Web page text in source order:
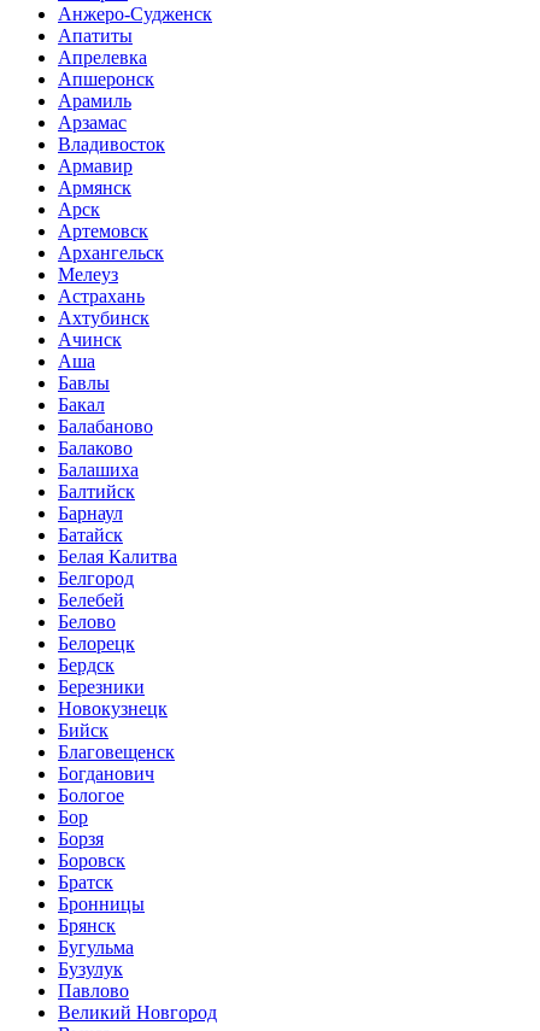
Анжеро-Судженск
Апатиты
Апрелевка
Апшеронск
Арамиль
Арзамас
Владивосток
Армавир
Армянск
Арск
Артемовск
Архангельск
Мелеуз
Астрахань
Ахтубинск
Ачинск
Аша
Бавлы
Бакал
Балабаново
Балаково
Балашиха
Балтийск
Барнаул
Батайск
Белая Калитва
Белгород
Белебей
Белово
Белорецк
Бердск
Березники
Новокузнецк
Бийск
Благовещенск
Богданович
Бологое
Бор
Борзя
Боровск
Братск
Бронницы
Брянск
Бугульма
Бузулук
Павлово
Великий Новгород